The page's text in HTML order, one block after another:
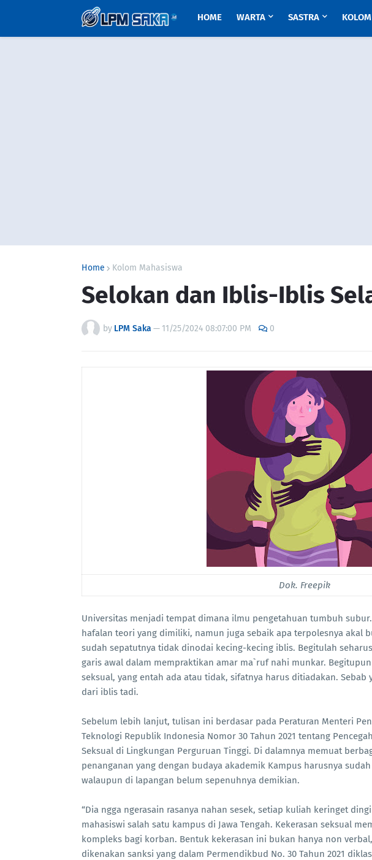
HOME WARTA SASTRA KOLOM
Home Kolom Mahasiswa
Selokan dan Iblis-Iblis
by LPM Saka — 11/25/2024 08:07:00 PM 0
Dok. Freepik
Universitas menjadi tempat dimana ilmu pengetahuan tumbuh
hafalan teori yang dimiliki, namun juga sebaik apa terpolesnya akal
sudah sepatutnya tidak dinodai kecing-kecing iblis. Begitulah
garis awal dalam mempraktikan amar ma`ruf nahi munkar.
seksual, yang entah ada atau tidak, sifatnya harus ditiadakan.
dari iblis tadi.
Sebelum lebih lanjut, tulisan ini berdasar pada Peraturan Menteri
Teknologi Republik Indonesia Nomor 30 Tahun 2021 tentang
Seksual di Lingkungan Perguruan Tinggi. Di dalamnya memuat
penanganan yang dengan budaya akademik Kampus harusnya
walaupun di lapangan belum sepenuhnya demikian.
“Dia ngga ngerasain rasanya nahan sesek, setiap kuliah keringet
mahasiswi salah satu kampus di Jawa Tengah. Kekerasan seksual
kompleks bagi korban. Bentuk kekerasan ini bukan hanya non
dikenakan sanksi yang dalam Permendikbud No. 30 Tahun 2021